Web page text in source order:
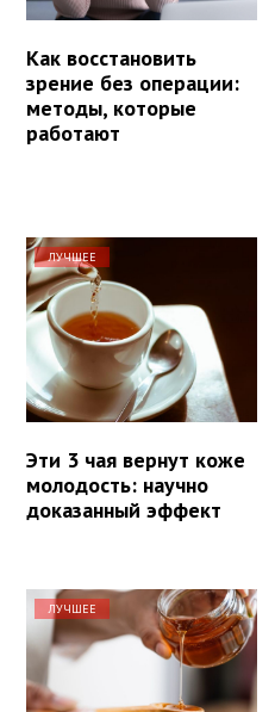
Как восстановить
зрение без операции:
методы, которые
работают
ЛУЧШЕЕ
Эти 3 чая вернут коже
молодость: научно
доказанный эффект
ЛУЧШЕЕ